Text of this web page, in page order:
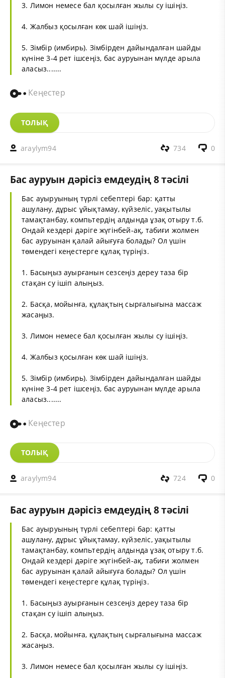
3. Лимон немесе бал қосылған жылы су ішіңіз.
4. Жалбыз қосылған көк шай ішіңіз.
5. Зімбір (имбирь). Зімбірден дайындалған шайды
күніне 3-4 рет ішсеңіз, бас ауруынан мүлде арыла
аласыз.......
Кеңестер
ТОЛЫҚ
araylym94 0
734
Бас ауруын дәрісіз емдеудің 8 тәсілі
Бас ауыруының түрлі себептері бар: қатты
ашулану, дұрыс ұйықтамау, күйзеліс, уақытылы
тамақтанбау, компьтердің алдында ұзақ отыру т.б.
Ондай кездері дәріге жүгінбей-ақ, табиғи жолмен
бас ауруынан қалай айығуға болады? Ол үшін
төмендегі кеңестерге құлақ түріңіз.
1. Басыңыз ауырғанын сезсеңіз дереу таза бір
стақан су ішіп алыңыз.
2. Басқа, мойынға, құлақтың сырғалығына массаж
жасаңыз.
3. Лимон немесе бал қосылған жылы су ішіңіз.
4. Жалбыз қосылған көк шай ішіңіз.
5. Зімбір (имбирь). Зімбірден дайындалған шайды
күніне 3-4 рет ішсеңіз, бас ауруынан мүлде арыла
аласыз.......
Кеңестер
ТОЛЫҚ
araylym94 0
724
Бас ауруын дәрісіз емдеудің 8 тәсілі
Бас ауыруының түрлі себептері бар: қатты
ашулану, дұрыс ұйықтамау, күйзеліс, уақытылы
тамақтанбау, компьтердің алдында ұзақ отыру т.б.
Ондай кездері дәріге жүгінбей-ақ, табиғи жолмен
бас ауруынан қалай айығуға болады? Ол үшін
төмендегі кеңестерге құлақ түріңіз.
1. Басыңыз ауырғанын сезсеңіз дереу таза бір
стақан су ішіп алыңыз.
2. Басқа, мойынға, құлақтың сырғалығына массаж
жасаңыз.
3. Лимон немесе бал қосылған жылы су ішіңіз.